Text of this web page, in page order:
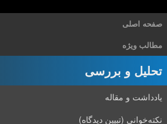
صفحه اصلی
مطالب ویژه
تحلیل و بررسی
یادداشت و مقاله
نکته‌خوانی (تبیین دیدگاه)